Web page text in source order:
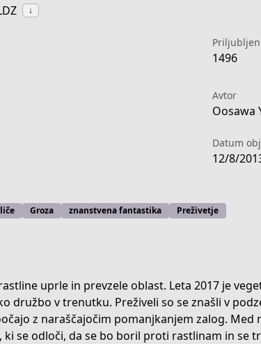
↓
1496
Avtor
Oosawa
Datum
12/8/
Groza znanstvena fantastika Preživetje
uprle in prevzele oblast. Leta 2017 je
družbo v trenutku. Preživeli so se znašli v
z naraščajočim pomanjkanjem zalog.
ki se odloči, da se bo boril proti rastlinam in se